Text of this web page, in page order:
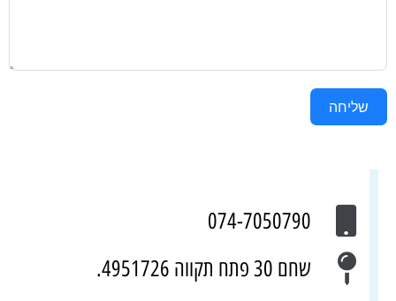
שליחה
074-7050790
שחם 30 פתח תקווה 4951726.